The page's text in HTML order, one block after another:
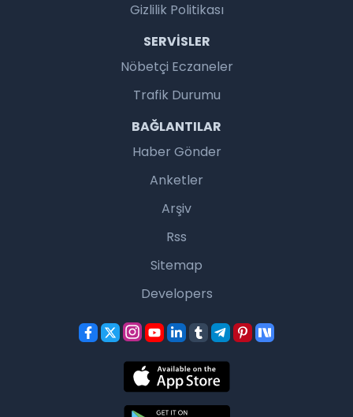
Gizlilik Politikası
SERVISLER
Nöbetçi Eczaneler
Trafik Durumu
BAĞLANTILAR
Haber Gönder
Anketler
Arşiv
Rss
Sitemap
Developers